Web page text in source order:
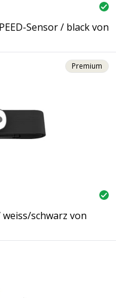
Sensor / black von
Premium
schwarz von